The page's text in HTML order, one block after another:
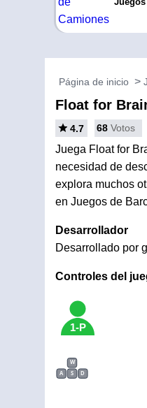
Página de inicio
Float for
4.7 68 Votos
Juega Float for
necesidad de
explora muchos
en Juegos de
Desarrollador
Desarrollado por
Controles del
1-P
W
A
S D